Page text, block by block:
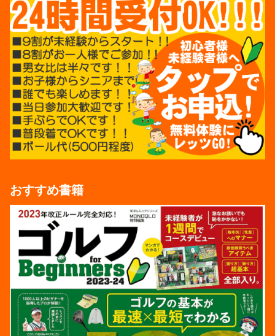
おすすめ書籍